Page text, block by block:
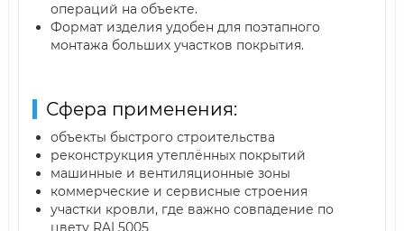
операций на объекте.
Формат изделия удобен для поэтапного
монтажа больших участков покрытия.
Сфера применения:
объекты быстрого строительства
реконструкция утеплённых покрытий
машинные и вентиляционные зоны
коммерческие и сервисные строения
участки кровли, где важно совпадение по
цвету RAL5005